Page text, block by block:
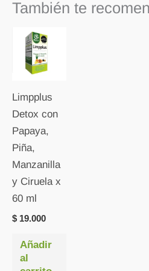
También te
Limpplus
Detox con
Papaya,
Piña,
Manzanilla
y Ciruela x
60 ml
$ 19.000
Añadir
al